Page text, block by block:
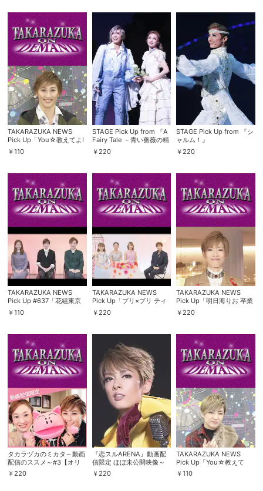
会員設定 会員情報 閉じる
会員情報変更
基本情報、本人連絡先、パスワード 、クレ
ジットカード情報の変更が可能です。
TAKARAZUKA NEWS
Pick Up「You☆教えてよ!
スターに聞きたい10のコト
水美舞斗」
￥110
STAGE Pick Up from 『A
Fairy Tale －青い薔薇の精
－』
￥220
STAGE Pick Up from 『シ
ャルム！』
￥220
TAKARAZUKA NEWS
Pick Up #637「花組東京
国際フォーラム公演
『DANCE OLYMPIA』稽
12月より～
￥110
TAKARAZUKA NEWS
Pick Up「プリ×プリ ティ
ータイム 花組」
￥220
TAKARAZUKA NEWS
Pick Up「明日海りお 卒業
インタビュー」～2019年
11月より～
￥220
タカラヅカのミカタ～動画
配信のススメ～#3【オリ
ジナル編集版】
￥220
『恋スルARENA』動画配
信限定 ほぼ未公開映像～
「恋スルＭＩんなに密
着!!!」～
￥220
TAKARAZUKA NEWS
Pick Up「You☆教えて
よ！スターに聞きたい10の
コト 鳳月杏」
￥110